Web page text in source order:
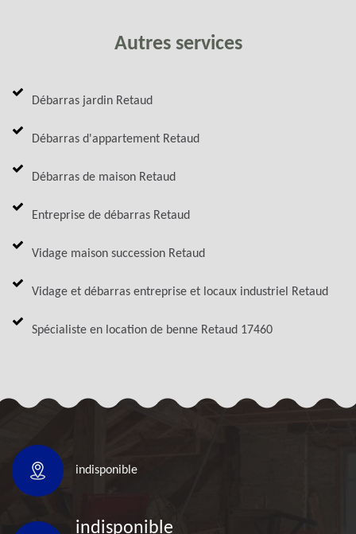
Autres services
Débarras jardin Retaud
Débarras d'appartement Retaud
Débarras de maison Retaud
Entreprise de débarras Retaud
Vidage maison succession Retaud
Vidage et débarras entreprise et locaux industriel Retaud
Spécialiste en location de benne Retaud 17460
indisponible
indisponible